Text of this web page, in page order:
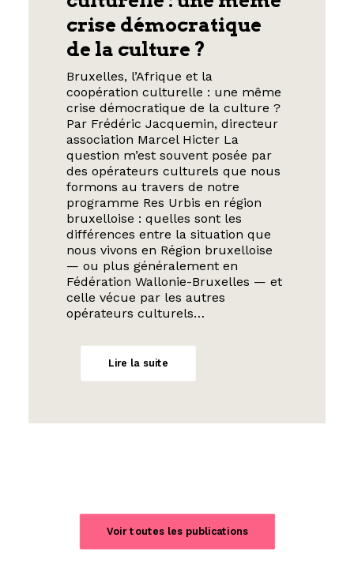
crise démocratique
de la culture ?
Bruxelles, l’Afrique et la
coopération culturelle : une même
crise démocratique de la culture ?
Par Frédéric Jacquemin, directeur
association Marcel Hicter La
question m’est souvent posée par
des opérateurs culturels que nous
formons au travers de notre
programme Res Urbis en région
bruxelloise : quelles sont les
différences entre la situation que
nous vivons en Région bruxelloise
— ou plus généralement en
Fédération Wallonie-Bruxelles — et
celle vécue par les autres
opérateurs culturels…
Lire la suite
Voir toutes les publications